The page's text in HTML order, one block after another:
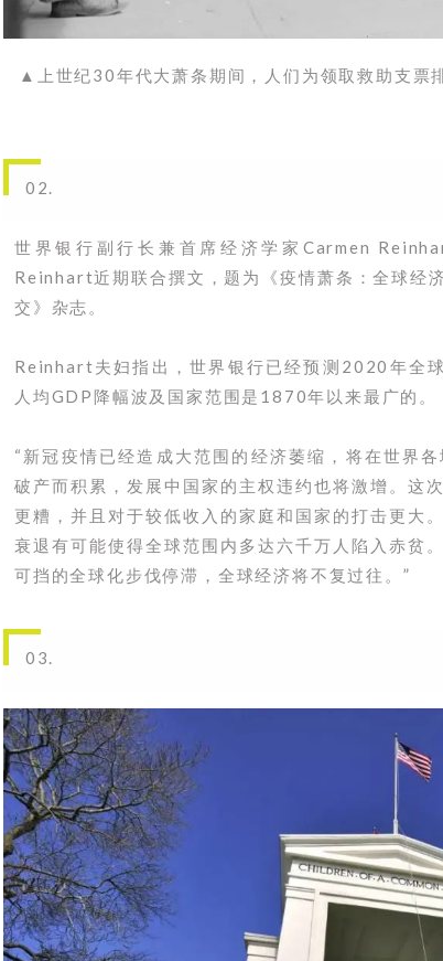
▲上世纪30年代大萧条期间，人们为领取救助支票
02.
世界银行副行长兼首席经济学家Carmen
Reinhart近期联合撰文，题为《疫情萧条：全球经
交》杂志。
Reinhart夫妇指出，世界银行已经预测2020年全
人均GDP降幅波及国家范围是1870年以来最广的。
“新冠疫情已经造成大范围的经济萎缩，将在世界
破产而积累，发展中国家的主权违约也将激增。这
更糟，并且对于较低收入的家庭和国家的打击更大
衰退有可能使得全球范围内多达六千万人陷入赤贫
可挡的全球化步伐停滞，全球经济将不复过往。”
03.